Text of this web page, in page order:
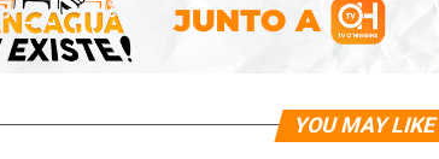
YOU MAY LIKE